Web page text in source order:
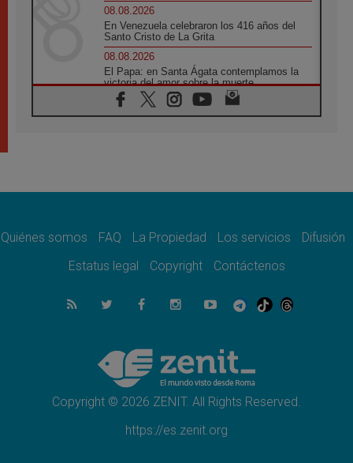
08.08.2026
En Venezuela celebraron los 416 años del
Santo Cristo de La Grita
08.08.2026
El Papa: en Santa Ágata contemplamos la
victoria del amor sobre la muerte
08.08.2026
León XIV visitará el Santuario de la Madre
07.08.2026
07.08.2026
el compromiso del cristiano"
La matanza de niños en Gaza no cesa: 300
muertos en 300 días
Tagle: La guerra desfigura el mundo, solo la
revelación de Dios lo transfigura
Quiénes somos FAQ La Propiedad Los servicios
Difusión
Estatus legal
Copyright Contáctenos
Copyright © 2026 ZENIT. All Rights Reserved.
https://es.zenit.org